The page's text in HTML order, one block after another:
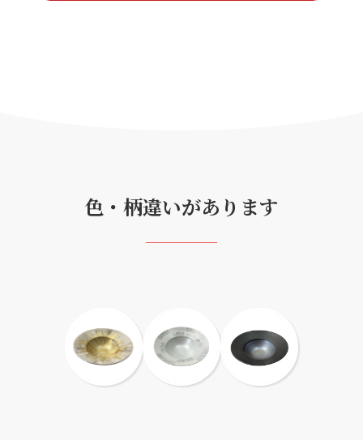
色・柄違いがあります